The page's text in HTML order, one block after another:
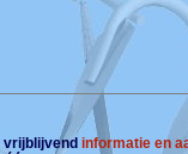
vrijblijvendinformatie en